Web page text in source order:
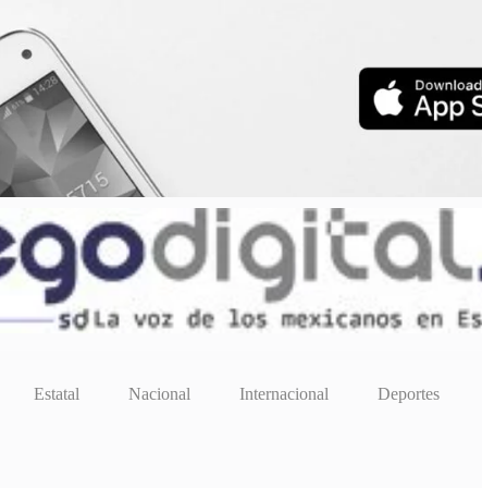
Estatal Nacional Internacional Deportes